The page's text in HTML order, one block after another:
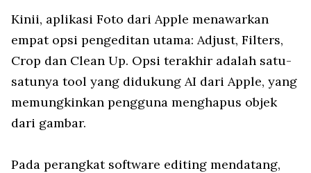
Kinii, aplikasi Foto dari Apple menawarkan
empat opsi pengeditan utama: Adjust, Filters,
Crop dan Clean Up. Opsi terakhir adalah satu-
satunya tool yang didukung AI dari Apple, yang
memungkinkan pengguna menghapus objek
dari gambar.
Pada perangkat software editing mendatang,